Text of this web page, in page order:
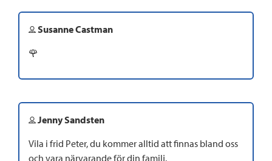
Susanne Castman
🌹
Jenny Sandsten
Vila i frid Peter, du kommer alltid att finnas bland oss
och vara närvarande för din familj.